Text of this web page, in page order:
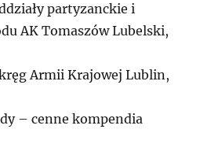
partyzanckie i
AK Tomaszów Lubelski,
Armii Krajowej Lublin,
– cenne kompendia